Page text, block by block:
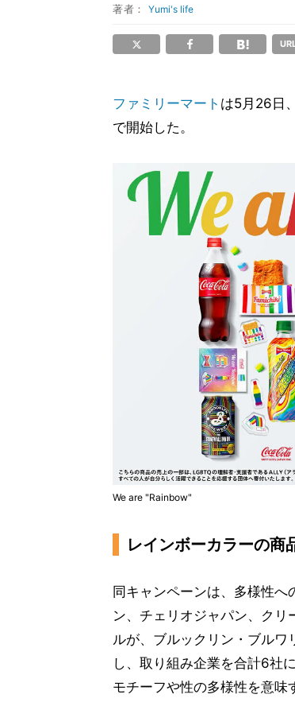
著者：Yumi's life
ファミリーマート は5月26日
で開始した。
We are "Rainbow"
レインボーカラーの商
同キャンペーンは、多様性
ン、チェリオジャパン、ク
ルが、ブルックリン・ブル
し、取り組み企業を合計6社
モチーフや性の多様性を意